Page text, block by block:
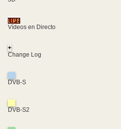
Vídeos en Directo
+
Change Log
DVB-S
DVB-S2